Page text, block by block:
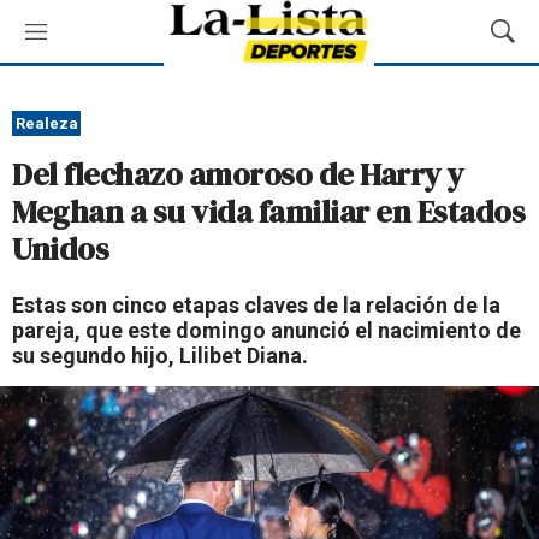
M
e
ú
M
o
B
u
e
a
Realeza
Del flechazo amoroso de Harry y
Meghan a su vida familiar en Estados
Unidos
Estas son cinco etapas claves de la relación de la
pareja, que este domingo anunció el nacimiento de
su segundo hijo, Lilibet Diana.